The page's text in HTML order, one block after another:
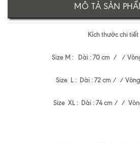
MÔ TẢ SẢN
Kích thước chi tiết
Size M : Dài : 70 cm / / Vòng
Size L : Dài : 72 cm / / Vòng
Size XL : Dài : 74 cm / / Vòng